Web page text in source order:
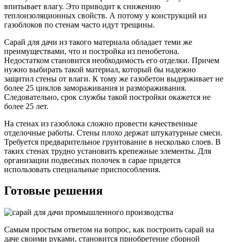
впитывает влагу. Это приводит к снижению
теплоизоляционных свойств. А потому у конструкций из
газоблоков по стенам часто идут трещины.
Сарай для дачи из такого материала обладает теми же
преимуществами, что и постройка из пенобетона.
Недостатком становится необходимость его отделки. Причем
нужно выбирать такой материал, который бы надежно
защитил стены от влаги. К тому же газобетон выдерживает не
более 25 циклов замораживания и размораживания.
Следовательно, срок службы такой постройки окажется не
более 25 лет.
На стенах из газоблока сложно провести качественные
отделочные работы. Стены плохо держат штукатурные смеси.
Требуется предварительное грунтование в несколько слоев. В
таких стенах трудно установить крепежные элементы. Для
организации подвесных полочек в сарае придется
использовать специальные приспособления.
Готовые решения
Самым простым ответом на вопрос, как построить сарай на
даче своими руками, становится приобретение сборной